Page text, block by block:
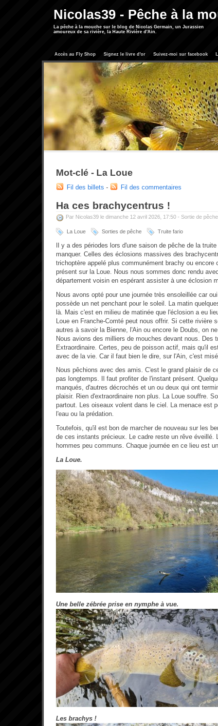
Nicolas39 - Pêche à la
La pêche à la mouche sur le blog de Nicolas Germain, un Jurassien
amoureux de sa rivière, la Haute Rivière d'Ain.
Accès au Fly Shop Signez le livre d'or Suivez-moi sur facebook
Mot-clé - La Loue
Fil des billets - Fil des commentaires
Ha ces brachycentrus !
Par Nicolas39 le dimanche 12 avril 2026, 17:50 - Sortie de pêche
La Loue Sorties de pêche Truite fario
Il y a des périodes lors d'une saison de pêche de la
manquer. Celles des éclosions massives des
trichoptère appelé plus communément brachy ou encore
présent sur la Loue. Nous nous sommes donc rendu
département voisin en espérant assister à une éclosion
Nous avons opté pour une journée très ensoleillée car
possède un net penchant pour le soleil. La matin
là. Mais c'est en milieu de matinée que l'éclosion a eu
Loue en Franche-Comté peut nous offrir. Si cette rivière
autres à savoir la Bienne, l'Ain ou encore le Doubs, on
Nous avions des milliers de mouches devant nous. Des
Extraordinaire. Certes, peu de poisson actif, mais qu'il
avec de la vie. Car il faut bien le dire, sur l'Ain, c'est
Nous pêchions avec des amis. C'est le grand plaisir de
pas longtemps. Il faut profiter de l'instant présent.
manqués, d'autres décrochés et un ou deux qui ont
plaisir. Rien d'extraordinaire non plus. La Loue souffre.
partout. Les oiseaux volent dans le ciel. La menace est
l'eau ou la prédation.
Toutefois, qu'il est bon de marcher de nouveau sur les
de ces instants précieux. Le cadre reste un rêve éveillé.
hommes peu communs. Chaque journée en ce lieu est
La Loue.
Une belle zébrée prise en nymphe à vue.
Les brachys !